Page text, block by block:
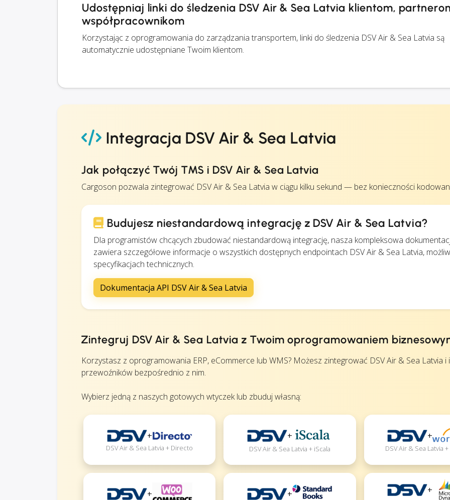
Udostępniaj linki do śledzenia DSV Air & Sea Latvia klientom,
współpracownikom
Korzystając z oprogramowania do zarządzania transportem, linki do śledzenia DSV Air & Sea Latvia są
automatycznie udostępniane Twoim klientom.
Integracja DSV Air & Sea Latvia
Jak połączyć Twój TMS i DSV Air & Sea Latvia
Cargoson pozwala zintegrować DSV Air & Sea Latvia w ciągu kilku sekund — bez konieczności
Budujesz niestandardową integrację z DSV Air & Sea Latvia?
Dla programistów chcących zbudować niestandardową integrację, nasza kompleksowa
zawiera szczegółowe informacje o wszystkich dostępnych endpointach DSV Air & Sea Latvia,
specyfikacjach technicznych.
Dokumentacja API DSV Air & Sea Latvia
Zintegruj DSV Air & Sea Latvia z Twoim oprogramowaniem
Korzystasz z oprogramowania ERP, eCommerce lub WMS? Możesz zintegrować DSV Air & Sea Latvia i
przewoźników bezpośrednio z nim.
Wybierz jedną z naszych gotowych wtyczek lub zbuduj własną:
+
DSV Air & Sea Latvia + Directo
+
DSV Air & Sea Latvia + iScala
+
DSV Air & Sea Latvia
+ + +